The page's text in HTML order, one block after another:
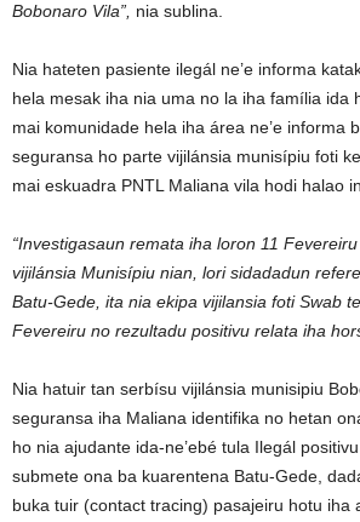
Bobonaro Vila”, nia sublina.
Nia hateten pasiente ilegál ne’e informa
hela mesak iha nia uma no la iha família ida
mai komunidade hela iha área ne’e informa
seguransa ho parte vijilánsia munisípiu foti
mai eskuadra PNTL Maliana vila hodi halao
“Investigasaun remata iha loron 11
vijilánsia Munisípiu nian, lori sidadadun
Batu-Gede, ita nia ekipa vijilansia foti Swab
Fevereiru no rezultadu positivu relata iha
Nia hatuir tan serbísu vijilánsia munisipiu
seguransa iha Maliana identifika no hetan
ho nia ajudante ida-ne’ebé tula Ilegál
submete ona ba kuarentena Batu-Gede,
buka tuir (contact tracing) pasajeiru hotu iha